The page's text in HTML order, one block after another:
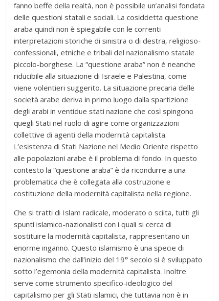
fanno beffe della realtà, non è possibile un’analisi fondata
delle questioni statali e sociali. La cosiddetta questione
araba quindi non è spiegabile con le correnti
interpretazioni storiche di sinistra o di destra, religioso-
confessionali, etniche e tribali del nazionalismo statale
piccolo-borghese. La “questione araba” non è neanche
riducibile alla situazione di Israele e Palestina, come
viene volentieri suggerito. La situazione precaria delle
società arabe deriva in primo luogo dalla spartizione
degli arabi in ventidue stati nazione che così spingono
quegli Stati nel ruolo di agire come organizzazioni
collettive di agenti della modernità capitalista.
L’esistenza di Stati Nazione nel Medio Oriente rispetto
alle popolazioni arabe è il problema di fondo. In questo
contesto la “questione araba” è da ricondurre a una
problematica che è collegata alla costruzione e
costituzione della modernità capitalista nella regione.
Che si tratti di Islam radicale, moderato o sciita, tutti gli
spunti islamico-nazionalisti con i quali si cerca di
sostituire la modernità capitalista, rappresentano un
enorme inganno. Questo islamismo è una specie di
nazionalismo che dall’inizio del 19° secolo si è sviluppato
sotto l’egemonia della modernità capitalista. Inoltre
serve come strumento specifico-ideologico del
capitalismo per gli Stati islamici, che tuttavia non è in